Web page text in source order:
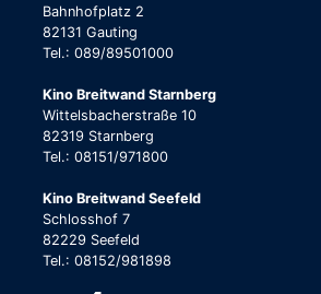
Bahnhofplatz 2
82131 Gauting
Tel.: 089/89501000
Kino Breitwand Starnberg
Wittelsbacherstraße 10
82319 Starnberg
Tel.: 08151/971800
Kino Breitwand Seefeld
Schlosshof 7
82229 Seefeld
Tel.: 08152/981898